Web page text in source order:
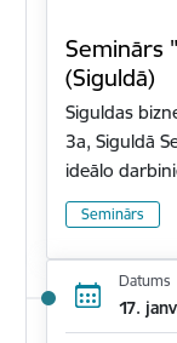
Seminārs
(Siguldā)
Siguldas
3a, Siguldā
ideālo
Seminārs
Datums
17.